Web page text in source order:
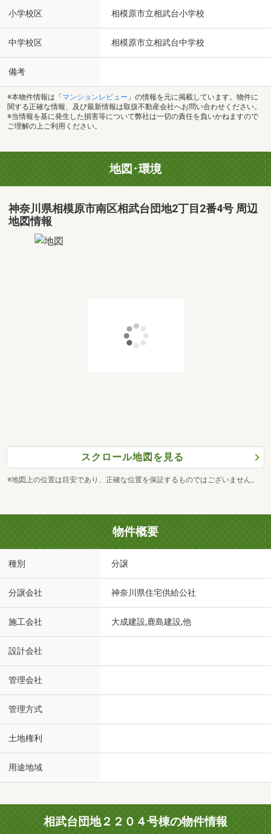
小学校区 相模原市立相武台小学校
中学校区 相模原市立相武台中学校
備考
※本物件情報は「 マンションレビュー 」の情報を元に掲載しています。物件に
関する正確な情報、及び最新情報は取扱不動産会社へお問い合わせください。
※当情報を基に発生した損害等について弊社は一切の責任を負いかねますので
ご理解の上ご利用ください。
地図･環境
神奈川県相模原市南区相武台団地2丁目2番4号 周辺
地図情報
スクロール地図を見る
※地図上の位置は目安であり、正確な位置を保証するものではございません。
物件概要
種別 分譲
分譲会社 神奈川県住宅供給公社
施工会社 大成建設,鹿島建設,他
設計会社
管理会社
管理方式
土地権利
用途地域
相武台団地２２０４号棟の物件情報